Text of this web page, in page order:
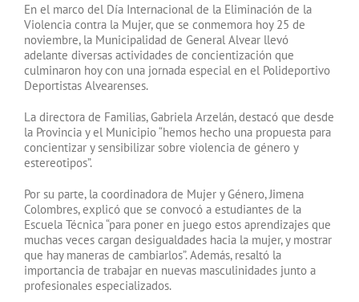
En el marco del Día Internacional de la Eliminación de la
Violencia contra la Mujer, que se conmemora hoy 25 de
noviembre, la Municipalidad de General Alvear llevó
adelante diversas actividades de concientización que
culminaron hoy con una jornada especial en el Polideportivo
Deportistas Alvearenses.
La directora de Familias, Gabriela Arzelán, destacó que desde
la Provincia y el Municipio “hemos hecho una propuesta para
concientizar y sensibilizar sobre violencia de género y
estereotipos”.
Por su parte, la coordinadora de Mujer y Género, Jimena
Colombres, explicó que se convocó a estudiantes de la
Escuela Técnica “para poner en juego estos aprendizajes que
muchas veces cargan desigualdades hacia la mujer, y mostrar
que hay maneras de cambiarlos”. Además, resaltó la
importancia de trabajar en nuevas masculinidades junto a
profesionales especializados.